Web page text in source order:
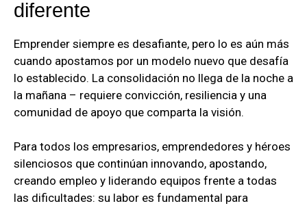
diferente
Emprender siempre es desafiante, pero lo es aún más
cuando apostamos por un modelo nuevo que desafía
lo establecido. La consolidación no llega de la noche a
la mañana – requiere convicción, resiliencia y una
comunidad de apoyo que comparta la visión.
Para todos los empresarios, emprendedores y héroes
silenciosos que continúan innovando, apostando,
creando empleo y liderando equipos frente a todas
las dificultades: su labor es fundamental para